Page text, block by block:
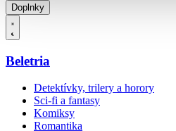
Doplnky
Beletria
Detektívky, trilery a horory
Sci-fi a fantasy
Komiksy
Romantika